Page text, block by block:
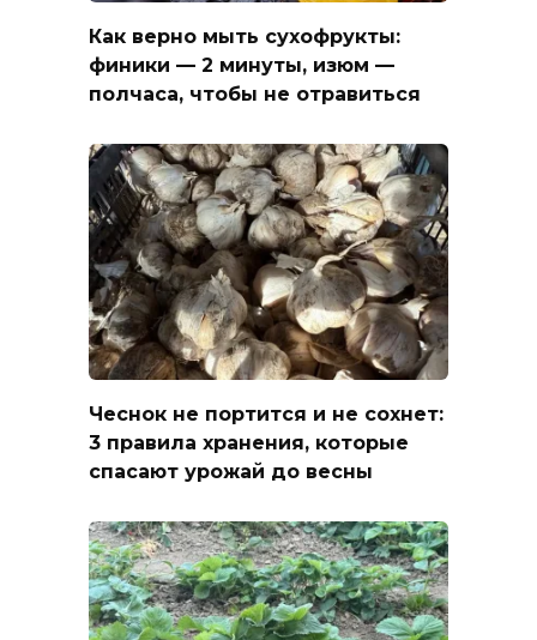
Как верно мыть сухофрукты:
финики — 2 минуты, изюм —
полчаса, чтобы не отравиться
Чеснок не портится и не сохнет:
3 правила хранения, которые
спасают урожай до весны